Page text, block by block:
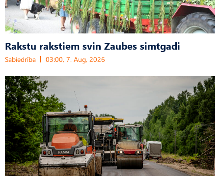
Rakstu rakstiem svin Zaubes simtgadi
Sabiedrība 03:00, 7. Aug, 2026